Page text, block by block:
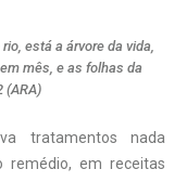
está a árvore da vida,
mês, e as folhas da
(ARA)
tratamentos nada
remédio, em receitas